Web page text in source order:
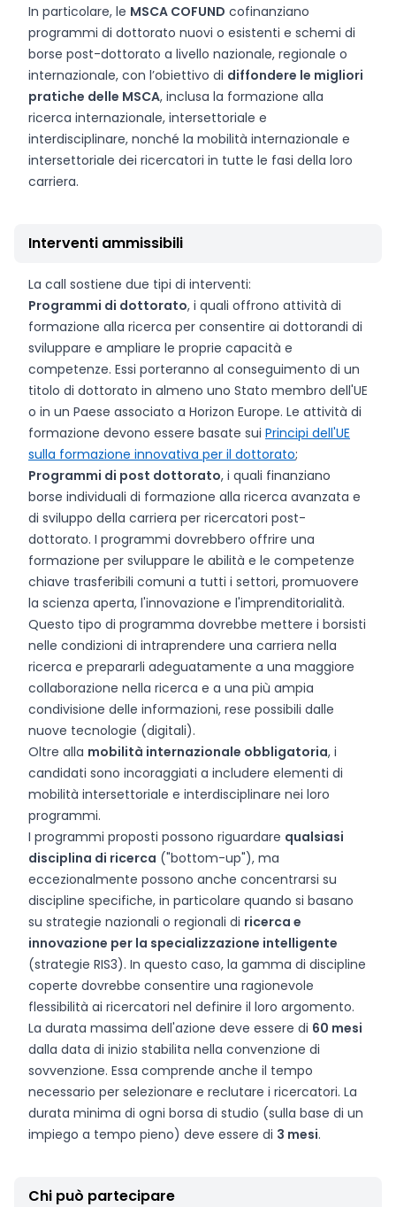
In particolare, le MSCA COFUND cofinanziano
programmi di dottorato nuovi o esistenti e schemi di
borse post-dottorato a livello nazionale, regionale o
internazionale, con l’obiettivo di diffondere le migliori
pratiche delle MSCA, inclusa la formazione alla
ricerca internazionale, intersettoriale e
interdisciplinare, nonché la mobilità internazionale e
intersettoriale dei ricercatori in tutte le fasi della loro
carriera.
Interventi ammissibili
La call sostiene due tipi di interventi:
Programmi di dottorato, i quali offrono attività di
formazione alla ricerca per consentire ai dottorandi di
sviluppare e ampliare le proprie capacità e
competenze. Essi porteranno al conseguimento di un
titolo di dottorato in almeno uno Stato membro dell'UE
o in un Paese associato a Horizon Europe. Le attività di
formazione devono essere basate sui Principi dell'UE
sulla formazione innovativa per il dottorato;
Programmi di post dottorato, i quali finanziano
borse individuali di formazione alla ricerca avanzata e
di sviluppo della carriera per ricercatori post-
dottorato. I programmi dovrebbero offrire una
formazione per sviluppare le abilità e le competenze
chiave trasferibili comuni a tutti i settori, promuovere
la scienza aperta, l'innovazione e l'imprenditorialità.
Questo tipo di programma dovrebbe mettere i borsisti
nelle condizioni di intraprendere una carriera nella
ricerca e prepararli adeguatamente a una maggiore
collaborazione nella ricerca e a una più ampia
condivisione delle informazioni, rese possibili dalle
nuove tecnologie (digitali).
Oltre alla mobilità internazionale obbligatoria, i
candidati sono incoraggiati a includere elementi di
mobilità intersettoriale e interdisciplinare nei loro
programmi.
I programmi proposti possono riguardare qualsiasi
disciplina di ricerca ("bottom-up"), ma
eccezionalmente possono anche concentrarsi su
discipline specifiche, in particolare quando si basano
su strategie nazionali o regionali di ricerca e
innovazione per la specializzazione intelligente
(strategie RIS3). In questo caso, la gamma di discipline
coperte dovrebbe consentire una ragionevole
flessibilità ai ricercatori nel definire il loro argomento.
La durata massima dell'azione deve essere di 60 mesi
dalla data di inizio stabilita nella convenzione di
sovvenzione. Essa comprende anche il tempo
necessario per selezionare e reclutare i ricercatori. La
durata minima di ogni borsa di studio (sulla base di un
impiego a tempo pieno) deve essere di 3 mesi.
Chi può partecipare